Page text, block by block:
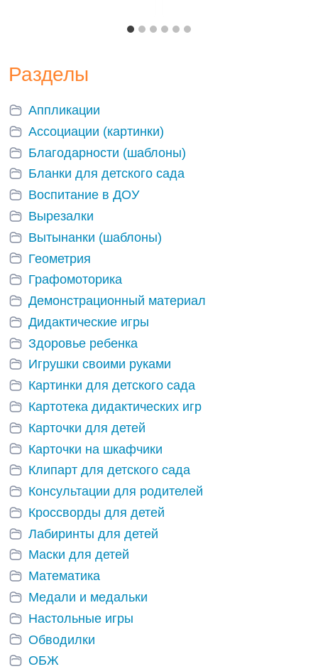
Разделы
Аппликации
Ассоциации (картинки)
Благодарности (шаблоны)
Бланки для детского сада
Воспитание в ДОУ
Вырезалки
Вытынанки (шаблоны)
Геометрия
Графомоторика
Демонстрационный материал
Дидактические игры
Здоровье ребенка
Игрушки своими руками
Картинки для детского сада
Картотека дидактических игр
Карточки для детей
Карточки на шкафчики
Клипарт для детского сада
Консультации для родителей
Кроссворды для детей
Лабиринты для детей
Маски для детей
Математика
Медали и медальки
Настольные игры
Обводилки
ОБЖ